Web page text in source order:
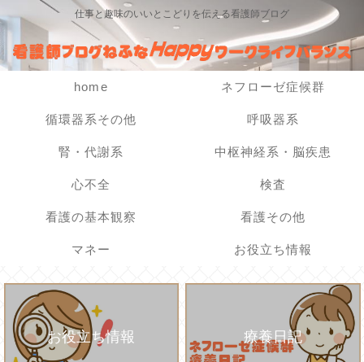
仕事と趣味のいいとこどりを伝える看護師ブログ
home ネフローゼ症候群
循環器系その他 呼吸器系
腎・代謝系 中枢神経系・脳疾患
心不全 検査
看護の基本観察 看護その他
マネー お役立ち情報
お役立ち情報 療養日記